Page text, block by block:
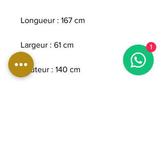
Longueur : 167 cm
Largeur : 61 cm
Hauteur : 140 cm
1